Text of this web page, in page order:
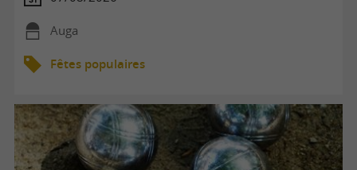
Auga
Fêtes populaires